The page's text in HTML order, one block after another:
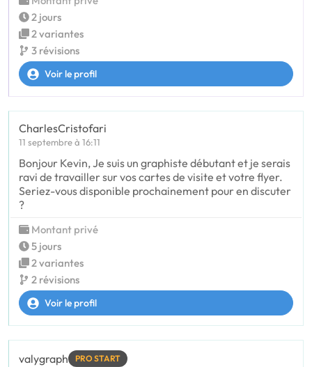
2 jours
2 variantes
3 révisions
Voir le profil
CharlesCristofari
11 septembre à 16:11
Bonjour Kevin, Je suis un graphiste débutant et je serais
ravi de travailler sur vos cartes de visite et votre flyer.
Seriez-vous disponible prochainement pour en discuter
?
Montant privé
5 jours
2 variantes
2 révisions
Voir le profil
valygraph PRO START